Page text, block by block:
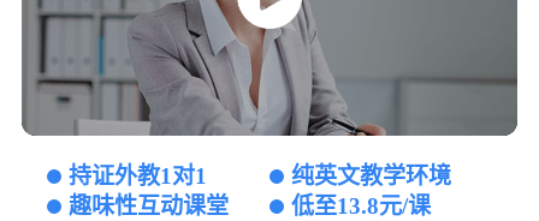
持证外教1对1
纯英文教学环境
趣味性互动课堂
低至13.8元/课